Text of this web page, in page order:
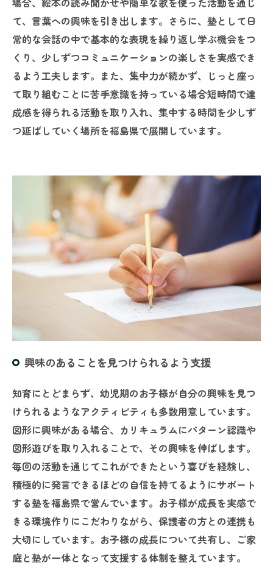
て、言葉への興味を引き出します。さらに、塾として日
常的な会話の中で基本的な表現を繰り返し学ぶ機会をつ
くり、少しずつコミュニケーションの楽しさを実感でき
るよう工夫します。また、集中力が続かず、じっと座っ
て取り組むことに苦手意識を持っている場合短時間で達
成感を得られる活動を取り入れ、集中する時間を少しず
つ延ばしていく場所を福島県で展開しています。
興味のあることを見つけられるよう支援
知育にとどまらず、幼児期のお子様が自分の興味を見つ
けられるようなアクティビティも多数用意しています。
図形に興味がある場合、カリキュラムにパターン認識や
図形遊びを取り入れることで、その興味を伸ばします。
毎回の活動を通じてこれができたという喜びを経験し、
積極的に発言できるほどの自信を持てるようにサポート
する塾を福島県で営んでいます。お子様が成長を実感で
きる環境作りにこだわりながら、保護者の方との連携も
大切にしています。お子様の成長について共有し、ご家
庭と塾が一体となって支援する体制を整えています。